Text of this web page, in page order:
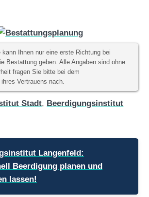
kann Ihnen nur eine erste Richtung bei
Bestattung geben. Alle Angaben sind ohne
fragen Sie bitte bei dem
Vertrauens nach.
Stadt, Beerdigungsinstitut
Langenfeld:
Beerdigung planen und
lassen!